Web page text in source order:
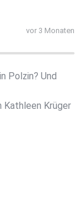
vor 3 Monaten
Polzin? Und
Krüger